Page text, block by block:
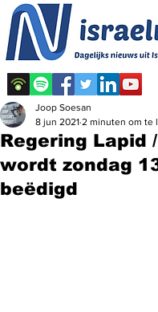
Regering Lapid
wordt zondag
beëdigd
Joop Soesan
8 jun 2021 2 minuten om te